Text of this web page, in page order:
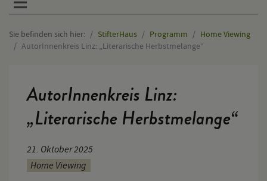
Sie befinden sich hier: StifterHaus Programm
Home Viewing
AutorInnenkreis Linz: „Literarische Herbstmelange“
AutorInnenkreis Linz:
„Literarische Herbstmelange“
21. Oktober 2025
Home Viewing